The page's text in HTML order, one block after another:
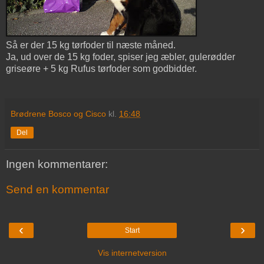
Så er der 15 kg tørfoder til næste måned.
Ja, ud over de 15 kg foder, spiser jeg æbler, gulerødder
griseøre + 5 kg Rufus tørfoder som godbidder.
Brødrene Bosco og Cisco kl. 16:48
Del
Ingen kommentarer:
Send en kommentar
‹ ›
Start
Vis internetversion